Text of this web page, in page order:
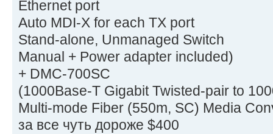
Ethernet port
Auto MDI-X for each TX port
Stand-alone, Unmanaged Switch
Manual + Power adapter included)
+ DMC-700SC
(1000Base-T Gigabit Twisted-pair to
Multi-mode Fiber (550m, SC) Media
за все чуть дороже $400